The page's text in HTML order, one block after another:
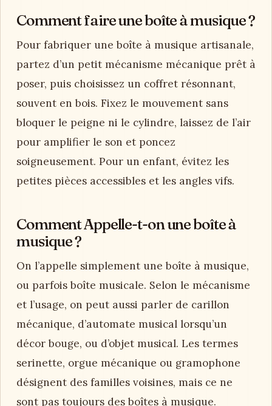
Comment faire une boîte à musique ?
Pour fabriquer une boîte à musique artisanale,
partez d’un petit mécanisme mécanique prêt à
poser, puis choisissez un coffret résonnant,
souvent en bois. Fixez le mouvement sans
bloquer le peigne ni le cylindre, laissez de l’air
pour amplifier le son et poncez
soigneusement. Pour un enfant, évitez les
petites pièces accessibles et les angles vifs.
Comment Appelle-t-on une boîte à
musique ?
On l’appelle simplement une boîte à musique,
ou parfois boîte musicale. Selon le mécanisme
et l’usage, on peut aussi parler de carillon
mécanique, d’automate musical lorsqu’un
décor bouge, ou d’objet musical. Les termes
serinette, orgue mécanique ou gramophone
désignent des familles voisines, mais ce ne
sont pas toujours des boîtes à musique.